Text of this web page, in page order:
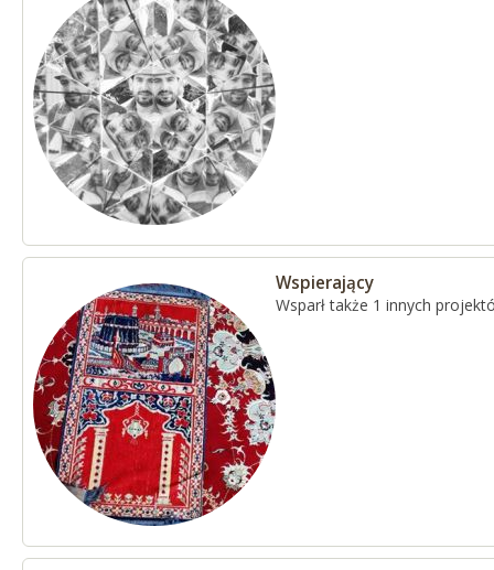
Wspierający
Wsparł także 1 innych